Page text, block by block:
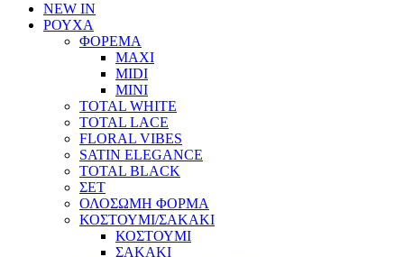
NEW IN
ΡΟΥΧΑ
ΦΟΡΕΜΑ
MAXI
MIDI
MINI
TOTAL WHITE
TOTAL LACE
FLORAL VIBES
SATIN ELEGANCE
TOTAL BLACK
ΣΕΤ
ΟΛΟΣΩΜΗ ΦΟΡΜΑ
ΚΟΣΤΟΥΜΙ/ΣΑΚΑΚΙ
ΚΟΣΤΟΥΜΙ
ΣΑΚΑΚΙ